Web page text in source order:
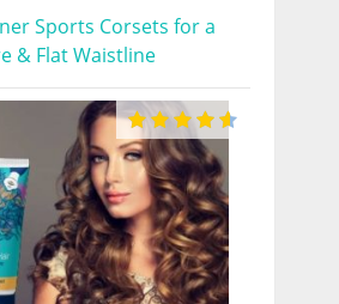
Sports Corsets for a
& Flat Waistline